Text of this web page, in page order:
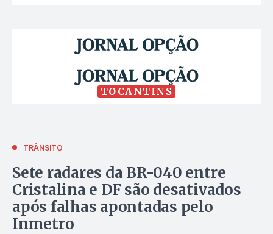
TOCANTINS
TRÂNSITO
Sete radares da BR-040 entre
Cristalina e DF são desativados
após falhas apontadas pelo
Inmetro